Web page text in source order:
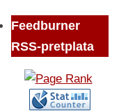
Feedburner
RSS-pretplata